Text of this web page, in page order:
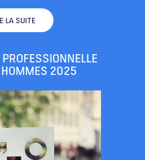
LA SUITE
PROFESSIONNELLE
2025